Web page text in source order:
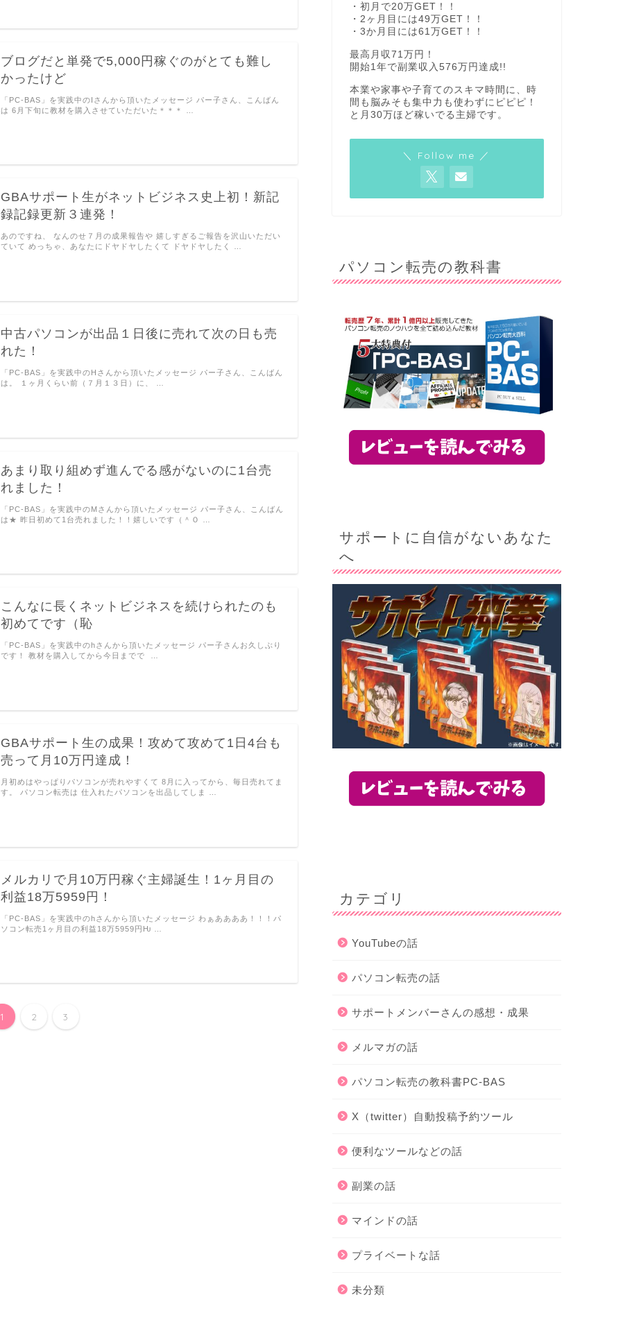
ブログだと単発で5,000円稼ぐのがとても難し
かったけど
「PC-BAS」を実践中のIさんから頂いたメッセージ パー子さん、こんばん
は 6月下旬に教材を購入させていただいた＊＊＊ …
GBAサポート生がネットビジネス史上初！新記
録記録更新３連発！
あのですね、 なんのせ７月の成果報告や 嬉しすぎるご報告を沢山いただい
ていて めっちゃ、あなたにドヤドヤしたくて ドヤドヤしたく …
中古パソコンが出品１日後に売れて次の日も売
れた！
「PC-BAS」を実践中のHさんから頂いたメッセージ パー子さん、こんばん
は。 １ヶ月くらい前（７月１３日）に、 …
あまり取り組めず進んでる感がないのに1台売
れました！
「PC-BAS」を実践中のMさんから頂いたメッセージ パー子さん、こんばん
は★ 昨日初めて1台売れました！！嬉しいです（＾Ｏ …
こんなに長くネットビジネスを続けられたのも
初めてです（恥
「PC-BAS」を実践中のhさんから頂いたメッセージ パー子さんお久しぶり
です！ 教材を購入してから今日までで …
GBAサポート生の成果！攻めて攻めて1日4台も
売って月10万円達成！
月初めはやっぱりパソコンが売れやすくて 8月に入ってから、毎日売れてま
す。 パソコン転売は 仕入れたパソコンを出品してしま …
メルカリで月10万円稼ぐ主婦誕生！1ヶ月目の
利益18万5959円！
「PC-BAS」を実践中のhさんから頂いたメッセージ わぁああああ！！！パ
ソコン転売1ヶ月目の利益18万5959円Ƕ …
1 2 3
・初月で20万GET！！
・2ヶ月目には49万GET！！
・3か月目には61万GET！！
最高月収71万円！
開始1年で副業収入576万円達成!!
本業や家事や子育てのスキマ時間に、時
間も脳みそも集中力も使わずにピピピ！
と月30万ほど稼いでる主婦です。
＼ Follow me ／
パソコン転売の教科書
サポートに自信がないあなた
へ
カテゴリ
YouTubeの話
パソコン転売の話
サポートメンバーさんの感想・成果
メルマガの話
パソコン転売の教科書PC-BAS
X（twitter）自動投稿予約ツール
便利なツールなどの話
副業の話
マインドの話
プライベートな話
未分類